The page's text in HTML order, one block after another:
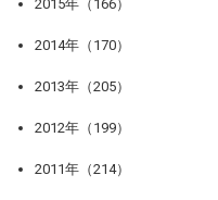
2015年（166）
2014年（170）
2013年（205）
2012年（199）
2011年（214）